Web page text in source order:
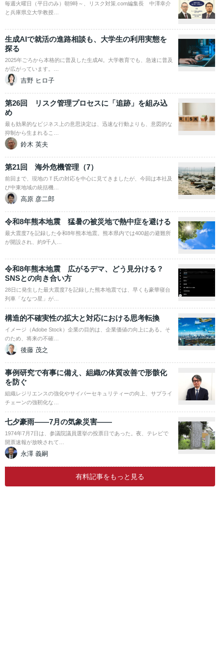
毎週火曜日（平日のみ）朝9時～、リスク対策.com編集長 中澤幸介
と兵庫県立大学教授…
生成AIで就活の進路相談も、大学生の利用実態を
探る
2025年ごろから本格的に普及した生成AI。大学教育でも、急速に普及
が広がっています。…
吉野 ヒロ子
第26回 リスク管理プロセスに「追跡」を組み込
め
最も効果的なビジネス上の意思決定は、迅速な行動よりも、意図的な
抑制から生まれるこ…
鈴木 英夫
第21回 海外危機管理（7）
前回まで、現地のＴ氏の対応を中心に見てきましたが、今回は本社及
び中東地域の統括機…
高原 彦二郎
令和8年熊本地震 猛暑の被災地で熱中症を避ける
最大震度7を記録した令和8年熊本地震。熊本県内では400超の避難所
が開設され、約9千人…
令和8年熊本地震 広がるデマ、どう見分ける？
SNSとの向き合い方
28日に発生した最大震度7を記録した熊本地震では、早くも豪華寝台
列車「ななつ星」が…
構造的不確実性の拡大と対応における思考転換
イメージ（Adobe Stock）企業の目的は、企業価値の向上にある。そ
のため、将来の不確…
後藤 茂之
事例研究で有事に備え、組織の体質改善で形骸化
を防ぐ
組織レジリエンスの強化やサイバーセキュリティーの向上、サプライ
チェーンの強靭化な…
七夕豪雨――7月の気象災害――
1974年7月7日は、参議院議員選挙の投票日であった。夜、テレビで
開票速報が放映されて…
永澤 義嗣
有料記事をもっと見る